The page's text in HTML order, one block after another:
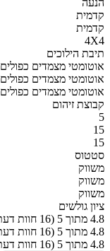
קדמית
קדמית
4X4
תיבת הילוכים
אוטומטי מצמדים כפולים 7 הילוכים עם תפעול אלקטרוני
אוטומטי מצמדים כפולים 7 הילוכים עם תפעול אלקטרוני
אוטומטי מצמדים כפולים
קבוצת זיהום
5
15
15
סטטוס
משווק
משווק
משווק
ציון גולשים
4.8 מתוך 5 (16 חוות דעת)
4.8 מתוך 5 (16 חוות דעת)
4.8 מתוך 5 (16 חוות דעת)